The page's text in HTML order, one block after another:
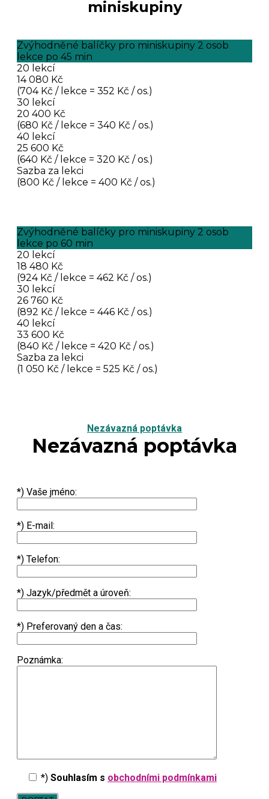
miniskupiny
Zvýhodněné balíčky pro miniskupiny 2 osob
lekce po 45 min
20 lekcí
14 080 Kč
(704 Kč / lekce = 352 Kč / os.)
30 lekcí
20 400 Kč
(680 Kč / lekce = 340 Kč / os.)
40 lekcí
25 600 Kč
(640 Kč / lekce = 320 Kč / os.)
Sazba za lekci
(800 Kč / lekce = 400 Kč / os.)
Zvýhodněné balíčky pro miniskupiny 2 osob
lekce po 60 min
20 lekcí
18 480 Kč
(924 Kč / lekce = 462 Kč / os.)
30 lekcí
26 760 Kč
(892 Kč / lekce = 446 Kč / os.)
40 lekcí
33 600 Kč
(840 Kč / lekce = 420 Kč / os.)
Sazba za lekci
(1 050 Kč / lekce = 525 Kč / os.)
Nezávazná poptávka
Nezávazná poptávka
*) Vaše jméno:
*) E-mail:
*) Telefon:
*) Jazyk/předmět a úroveň:
*) Preferovaný den a čas:
Poznámka:
*) Souhlasím s obchodními podmínkami